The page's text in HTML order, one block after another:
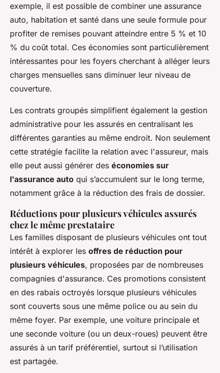
exemple, il est possible de combiner une assurance
auto, habitation et santé dans une seule formule pour
profiter de remises pouvant atteindre entre 5 % et 10
% du coût total. Ces économies sont particulièrement
intéressantes pour les foyers cherchant à alléger leurs
charges mensuelles sans diminuer leur niveau de
couverture.
Les contrats groupés simplifient également la gestion
administrative pour les assurés en centralisant les
différentes garanties au même endroit. Non seulement
cette stratégie facilite la relation avec l'assureur, mais
elle peut aussi générer des économies sur
l'assurance auto qui s’accumulent sur le long terme,
notamment grâce à la réduction des frais de dossier.
Réductions pour plusieurs véhicules assurés
chez le même prestataire
Les familles disposant de plusieurs véhicules ont tout
intérêt à explorer les offres de réduction pour
plusieurs véhicules, proposées par de nombreuses
compagnies d'assurance. Ces promotions consistent
en des rabais octroyés lorsque plusieurs véhicules
sont couverts sous une même police ou au sein du
même foyer. Par exemple, une voiture principale et
une seconde voiture (ou un deux-roues) peuvent être
assurés à un tarif préférentiel, surtout si l’utilisation
est partagée.